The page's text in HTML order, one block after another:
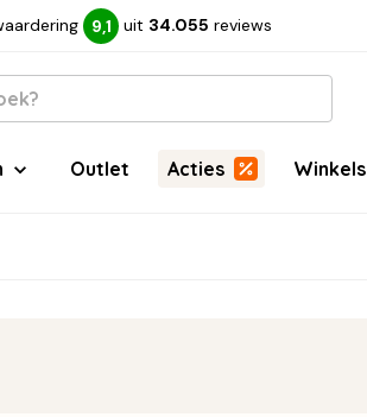
9,1 uit 34.055 reviews
Outlet Acties Winkels